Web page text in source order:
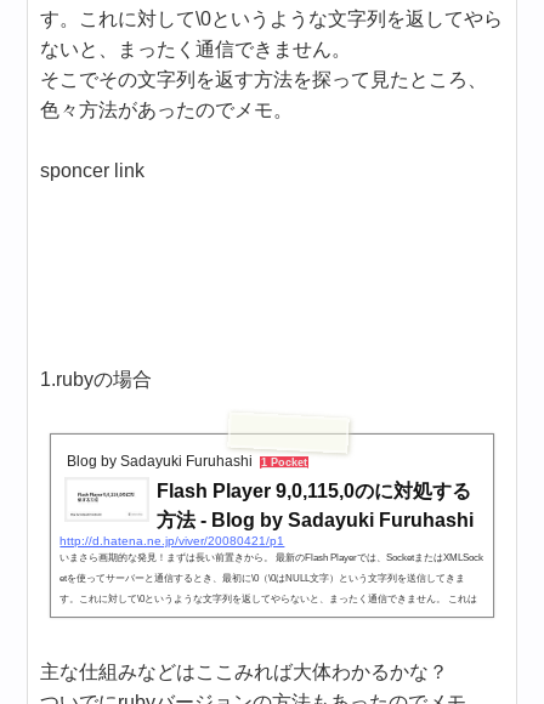
す。これに対して\0というような文字列を返してやら
ないと、まったく通信できません。
そこでその文字列を返す方法を探って見たところ、
色々方法があったのでメモ。
sponcer link
1.rubyの場合
Blog by Sadayuki Furuhashi 1 Pocket
Flash Player 9,0,115,0のに対処する
方法 - Blog by Sadayuki Furuhashi
http://d.hatena.ne.jp/viver/20080421/p1
いまさら画期的な発見！まずは長い前置きから。 最新のFlash Playerでは、SocketまたはXMLSock
etを使ってサーバーと通信するとき、最初に\0（\0はNULL文字）という文字列を送信してきま
す。これに対して\0というような文字列を返してやらないと、まったく通信できません。 これは
（HTTPサーバーでホスティングする）crossdomain.xmlファイルとは関係…
主な仕組みなどはここみれば大体わかるかな？